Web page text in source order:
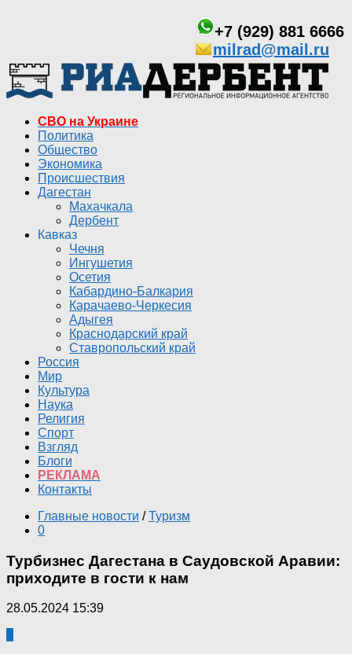
+7 (929) 881 6666
milrad@mail.ru
СВО на Украине
Политика
Общество
Экономика
Происшествия
Дагестан
Махачкала
Дербент
Кавказ
Чечня
Ингушетия
Осетия
Кабардино-Балкария
Карачаево-Черкесия
Адыгея
Краснодарский край
Ставропольский край
Россия
Мир
Культура
Наука
Религия
Спорт
Взгляд
Блоги
РЕКЛАМА
Контакты
Главные новости / Туризм
0
Турбизнес Дагестана в Саудовской Аравии:
приходите в гости к нам
28.05.2024 15:39